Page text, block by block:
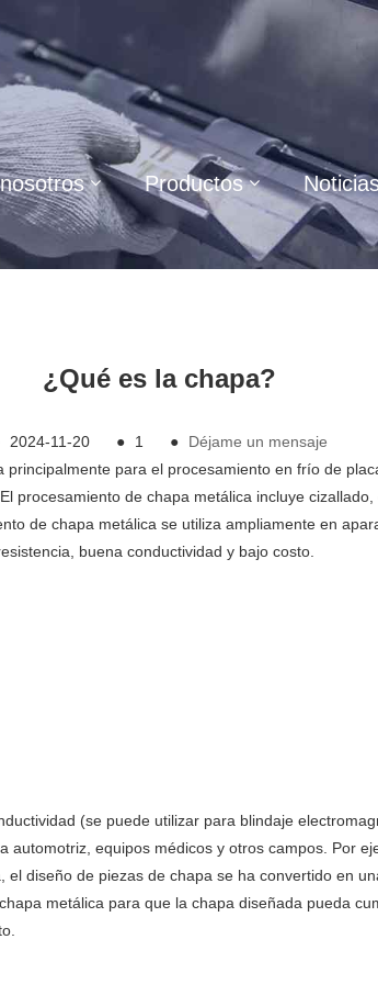
Productos
¿Qué es la chapa?
2024-11-20 ● 1 ●
Déjame un mensaje
para el procesamiento en frío de
procesamiento de chapa metálica incluye
de chapa metálica se utiliza ampliamente en
buena conductividad y bajo costo.
(se puede utilizar para blindaje
equipos médicos y otros campos. Por
diseño de piezas de chapa se ha convertido en
metálica para que la chapa diseñada pueda